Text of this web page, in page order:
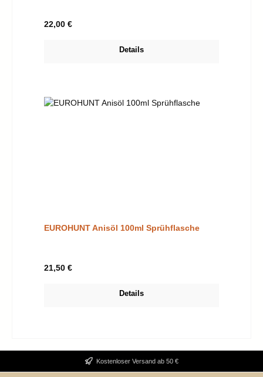
Regulärer Preis:
22,00 €
Details
EUROHUNT Anisöl 100ml Sprühflasche
Regulärer Preis:
21,50 €
Details
Kostenloser Versand ab 50 €